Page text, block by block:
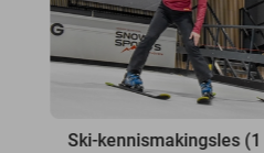
Ski-kennismakingsles